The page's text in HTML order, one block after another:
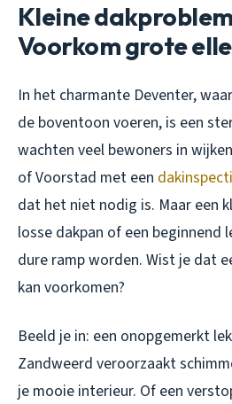
Kleine
Voorkom grote
In het charmante Deventer,
de boventoon voeren, is een
wachten veel bewoners in
of Voorstad met een
dat het niet nodig is. Maar een
losse dakpan of een beginnend
dure ramp worden. Wist je dat
kan voorkomen?
Beeld je in: een onopgemerkt
Zandweerd veroorzaakt
je mooie interieur. Of een